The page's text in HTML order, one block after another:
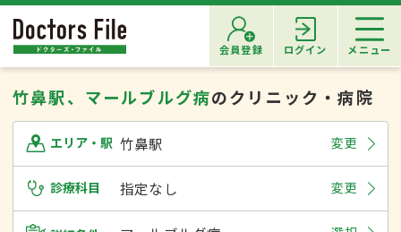
会員登録 ログイン メニュー
竹鼻駅、マールブルグ病のクリニック・病院
エリア・駅 竹鼻駅 変更
診療科目 指定なし 変更